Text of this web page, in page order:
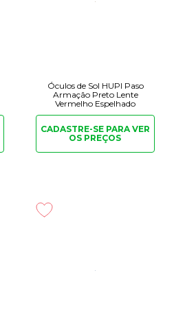
Óculos de Sol HUPI Paso
Armação Preto Lente
Vermelho Espelhado
CADASTRE-SE PARAVER
OS PREÇOS